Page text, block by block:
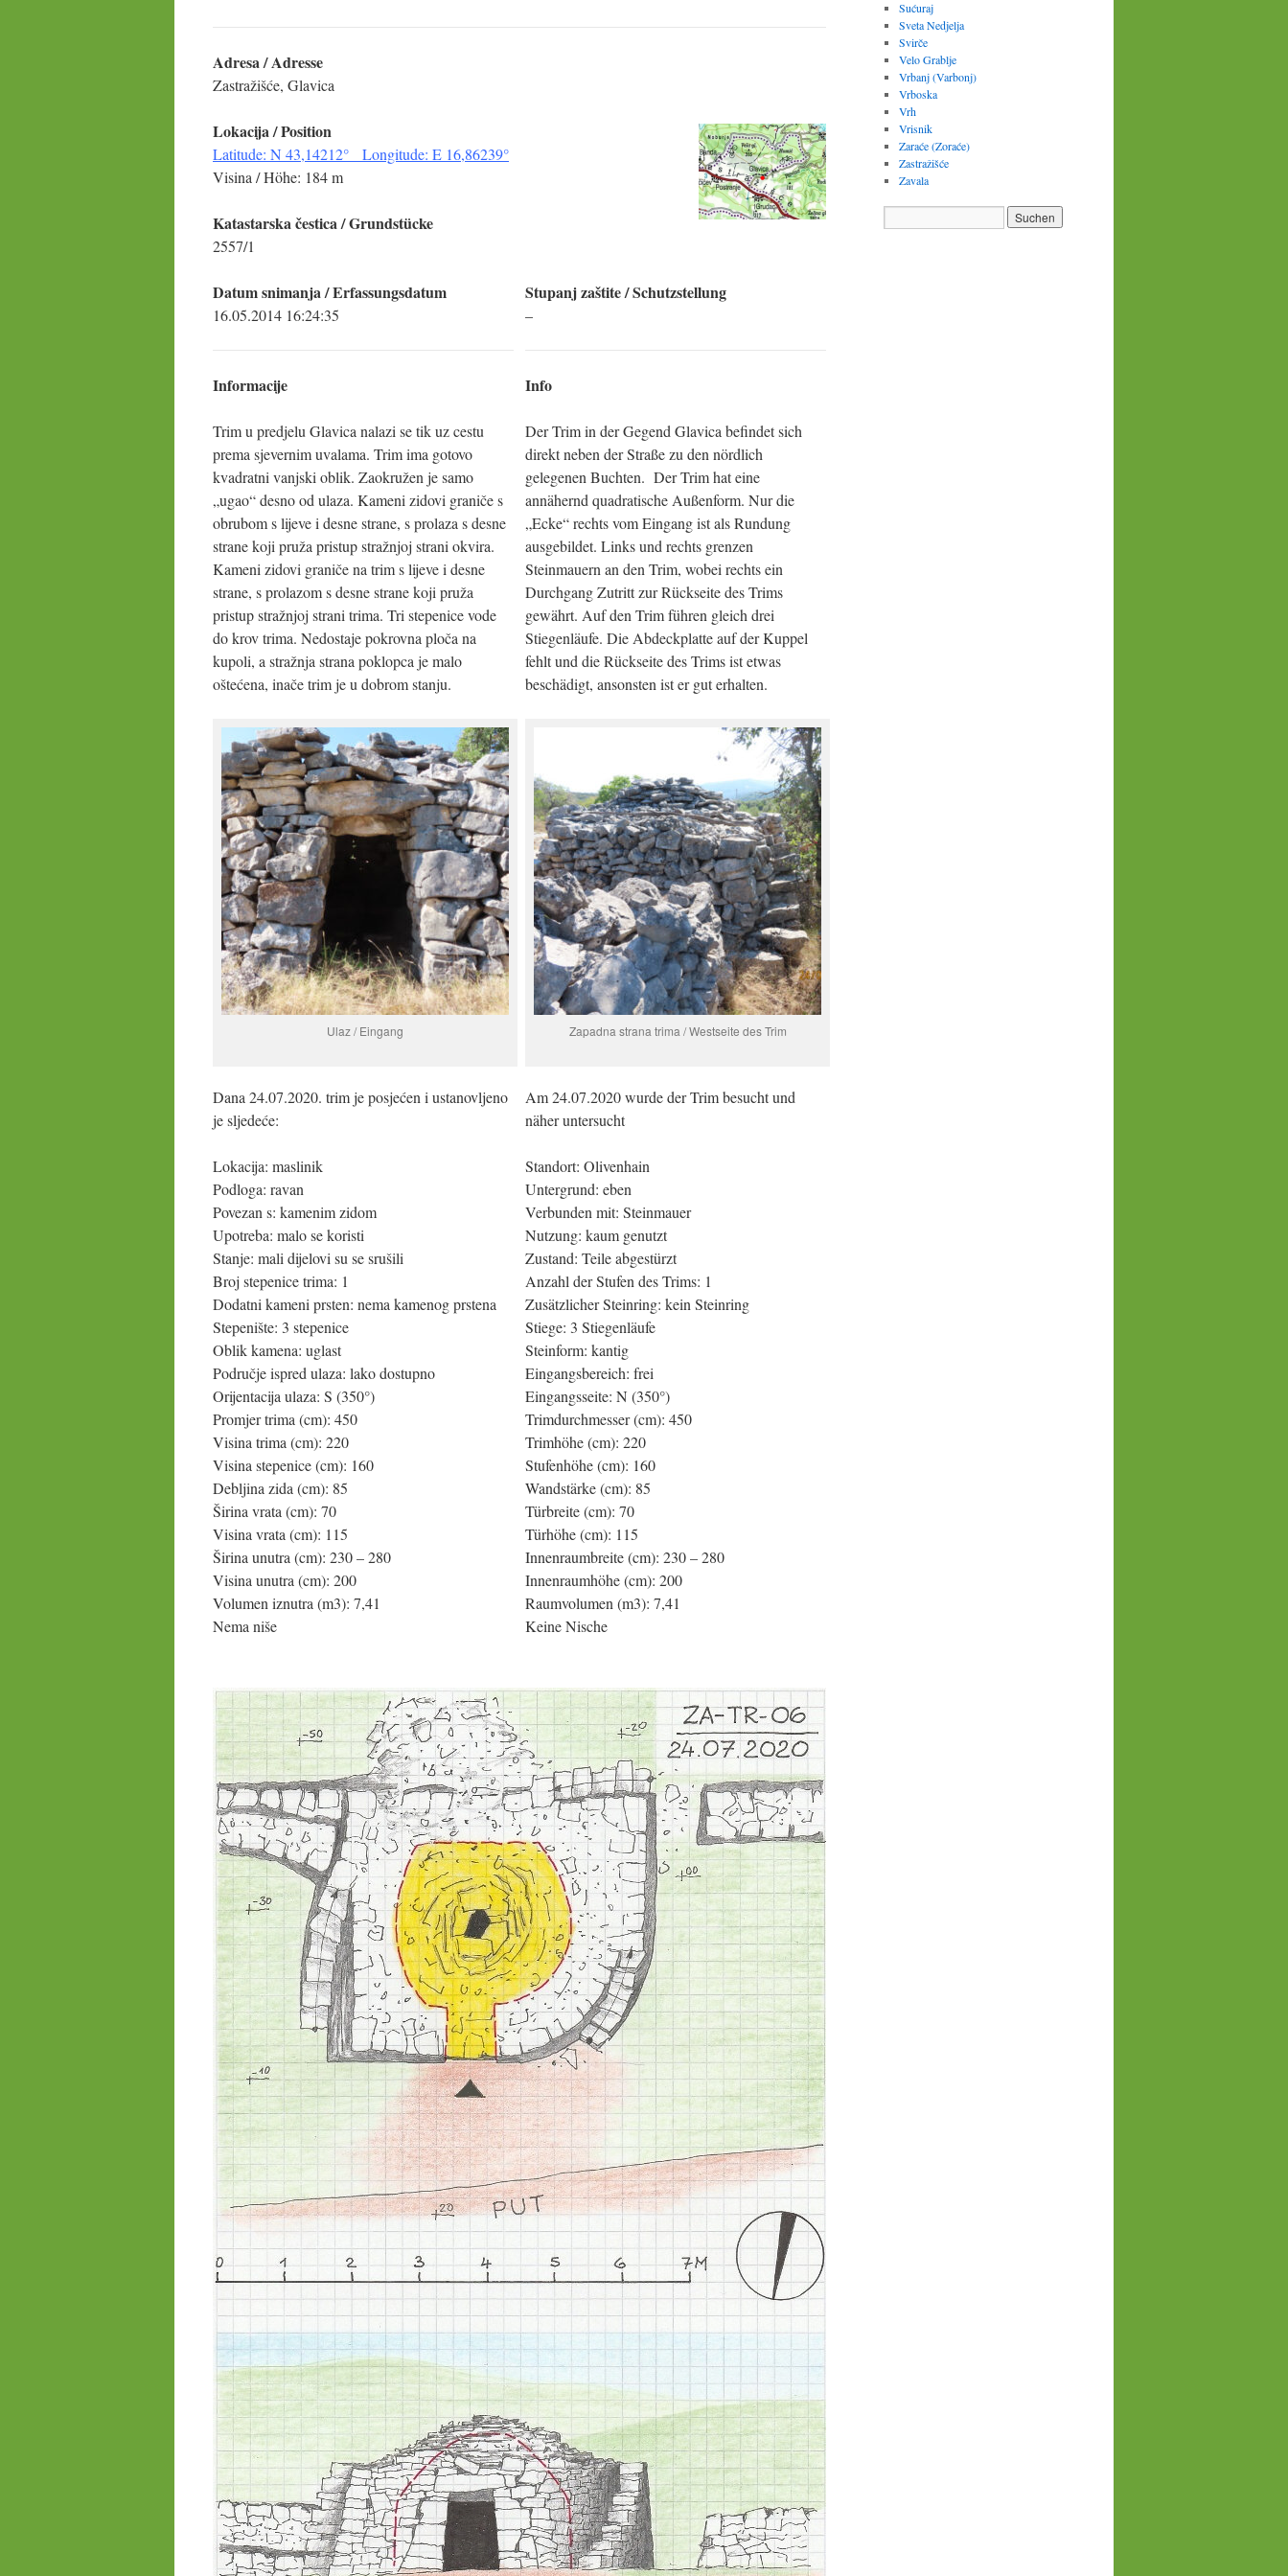
Adresa / Adresse
Zastražišće, Glavica
Lokacija / Position
Latitude: N 43,14212° Longitude: E 16,86239°
Visina / Höhe: 184 m
Katastarska čestica / Grundstücke
2557/1
Datum snimanja / Erfassungsdatum
16.05.2014 16:24:35
Informacije
Trim u predjelu Glavica nalazi se tik uz cestu
prema sjevernim uvalama. Trim ima gotovo
kvadratni vanjski oblik. Zaokružen je samo
„ugao“ desno od ulaza. Kameni zidovi graniče s
obrubom s lijeve i desne strane, s prolaza s desne
strane koji pruža pristup stražnjoj strani okvira.
Kameni zidovi graniče na trim s lijeve i desne
strane, s prolazom s desne strane koji pruža
pristup stražnjoj strani trima. Tri stepenice vode
do krov trima. Nedostaje pokrovna ploča na
kupoli, a stražnja strana poklopca je malo
oštećena, inače trim je u dobrom stanju.
Stupanj zaštite / Schutzstellung
–
Info
Der Trim in der Gegend Glavica befindet sich
direkt neben der Straße zu den nördlich
gelegenen Buchten. Der Trim hat eine
annähernd quadratische Außenform. Nur die
„Ecke“ rechts vom Eingang ist als Rundung
ausgebildet. Links und rechts grenzen
Steinmauern an den Trim, wobei rechts ein
Durchgang Zutritt zur Rückseite des Trims
gewährt. Auf den Trim führen gleich drei
Stiegenläufe. Die Abdeckplatte auf der Kuppel
fehlt und die Rückseite des Trims ist etwas
beschädigt, ansonsten ist er gut erhalten.
Ulaz / Eingang Zapadna strana trima / Westseite des Trim
Dana 24.07.2020. trim je posjećen i ustanovljeno
je sljedeće:
Lokacija: maslinik
Podloga: ravan
Povezan s: kamenim zidom
Upotreba: malo se koristi
Stanje: mali dijelovi su se srušili
Broj stepenice trima: 1
Dodatni kameni prsten: nema kamenog prstena
Stepenište: 3 stepenice
Oblik kamena: uglast
Područje ispred ulaza: lako dostupno
Orijentacija ulaza: S (350°)
Promjer trima (cm): 450
Visina trima (cm): 220
Visina stepenice (cm): 160
Debljina zida (cm): 85
Širina vrata (cm): 70
Visina vrata (cm): 115
Širina unutra (cm): 230 – 280
Visina unutra (cm): 200
Volumen iznutra (m3): 7,41
Nema niše
Am 24.07.2020 wurde der Trim besucht und
näher untersucht
Standort: Olivenhain
Untergrund: eben
Verbunden mit: Steinmauer
Nutzung: kaum genutzt
Zustand: Teile abgestürzt
Anzahl der Stufen des Trims: 1
Zusätzlicher Steinring: kein Steinring
Stiege: 3 Stiegenläufe
Steinform: kantig
Eingangsbereich: frei
Eingangsseite: N (350°)
Trimdurchmesser (cm): 450
Trimhöhe (cm): 220
Stufenhöhe (cm): 160
Wandstärke (cm): 85
Türbreite (cm): 70
Türhöhe (cm): 115
Innenraumbreite (cm): 230 – 280
Innenraumhöhe (cm): 200
Raumvolumen (m3): 7,41
Keine Nische
Sućuraj
Sveta Nedjelja
Svirče
Velo Grablje
Vrbanj (Varbonj)
Vrboska
Vrh
Vrisnik
Zaraće (Zoraće)
Zastražišće
Zavala